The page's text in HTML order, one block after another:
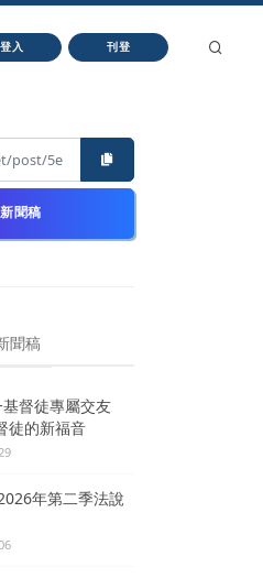
登入 刊登
聞稿
聞稿
基督徒專屬交友
徒的新福音
年第二季法說